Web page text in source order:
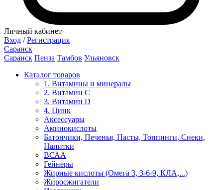
Личный кабинет
Вход / Регистрация
Саранск
Саранск Пенза Тамбов Ульяновск
Каталог товаров
1. Витамины и минералы
2. Витамин С
3. Витамин D
4. Цинк
Аксессуары
Аминокислоты
Батончики, Печенья, Пасты, Топпинги, Снеки,
Напитки
ВСАА
Гейнеры
Жирные кислоты (Омега 3, 3-6-9, КЛА,...)
Жиросжигатели